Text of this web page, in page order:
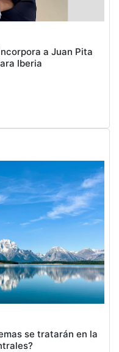
a Juan Pita
Iberia
se tratarán en la